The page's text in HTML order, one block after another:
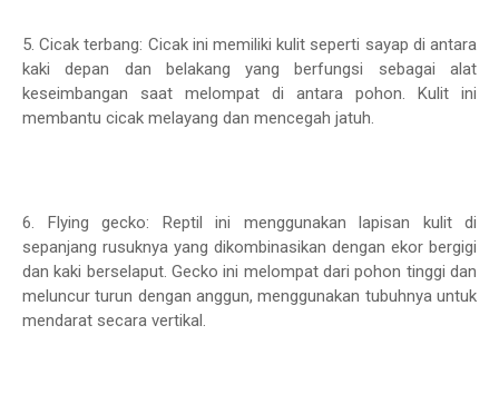
5. Cicak terbang: Cicak ini memiliki kulit seperti sayap di antara
kaki depan dan belakang yang berfungsi sebagai alat
keseimbangan saat melompat di antara pohon. Kulit ini
membantu cicak melayang dan mencegah jatuh.
6. Flying gecko: Reptil ini menggunakan lapisan kulit di
sepanjang rusuknya yang dikombinasikan dengan ekor bergigi
dan kaki berselaput. Gecko ini melompat dari pohon tinggi dan
meluncur turun dengan anggun, menggunakan tubuhnya untuk
mendarat secara vertikal.